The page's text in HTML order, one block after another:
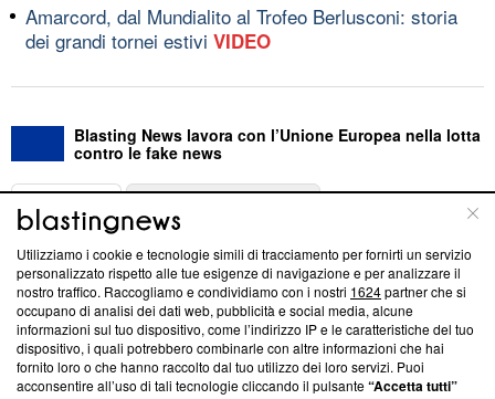
Amarcord, dal Mundialito al Trofeo Berlusconi: storia
dei grandi tornei estivi VIDEO
Blasting News lavora con l’Unione Europea nella lotta
contro le fake news
ABOUT
Questa sezione offre informazioni trasparenti su Blasting
News, sui nostri processi editoriali e su come ci impegniamo a
creare news di qualità. Inoltre, afferma la nostra aderenza a
‘Trust Project - News with Integrity’Blasting News non è
ancora membro del programma, ma ha richiesto di farne
parte; Trust Project non ha ancora effettuato una verifica di
Utilizziamo i cookie e tecnologie simili di tracciamento per fornirti un servizio
personalizzato rispetto alle tue esigenze di navigazione e per analizzare il
nostro traffico. Raccogliamo e condividiamo con i nostri 1624partner che si
occupano di analisi dei dati web, pubblicità e social media, alcune
informazioni sul tuo dispositivo, come l’indirizzo IP e le caratteristiche del tuo
dispositivo, i quali potrebbero combinarle con altre informazioni che hai
fornito loro o che hanno raccolto dal tuo utilizzo dei loro servizi. Puoi
acconsentire all’uso di tali tecnologie cliccando il pulsante“Accetta tutti”